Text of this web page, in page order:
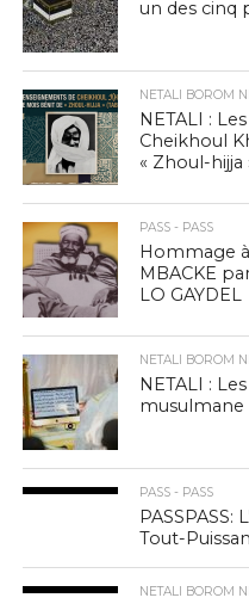
un des cinq
NETALI BOROM
NETALI :
Cheikhoul
« Zhoul-hijja
PASS - PASS
Hommage
MBACKE
LO GAYDEL
NETALI BOROM
NETALI :
musulmane
PASS - PASS
PASSPASS:
Tout-
NETALI BOROM